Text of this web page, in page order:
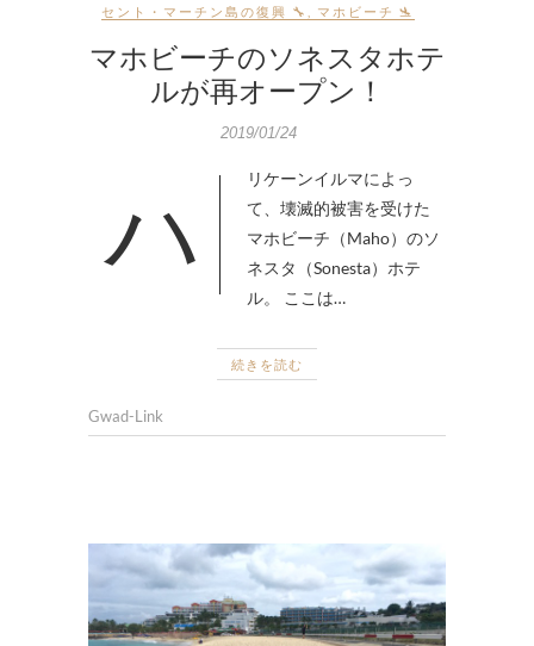
セント・マーチン島の復興 🔧 マホビーチ 🛬
マホビーチのソネスタホテ
ルが再オープン！
2019/01/24
ハ
リケーンイルマによっ
て、壊滅的被害を受けた
マホビーチ（Maho）のソ
ネスタ（Sonesta）ホテ
ル。 ここは…
続きを読む
Gwad-Link